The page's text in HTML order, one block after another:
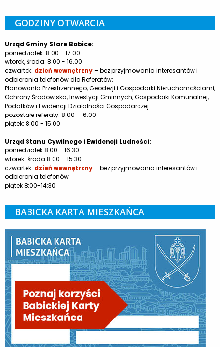
GODZINY OTWARCIA
Urząd Gminy Stare Babice:
poniedziałek: 8.00 - 17.00
wtorek, środa: 8.00 - 16.00
czwartek: dzień wewnętrzny– bez przyjmowania interesantów i
odbierania telefonów dla Referatów:
Planowania Przestrzennego, Geodezji i Gospodarki Nieruchomościami,
Ochrony Środowiska, Inwestycji Gminnych, Gospodarki Komunalnej,
Podatków i Ewidencji Działalności Gospodarczej
pozostałe referaty: 8.00 - 16.00
piątek: 8.00 - 15.00
Urząd Stanu Cywilnego i Ewidencji Ludności:
poniedziałek 8:00 – 16:30
wtorek-środa 8:00 – 15:30
czwartek: dzień wewnętrzny– bez przyjmowania interesantów i
odbierania telefonów
piątek 8:00-14:30
BABICKA KARTA MIESZKAŃCA